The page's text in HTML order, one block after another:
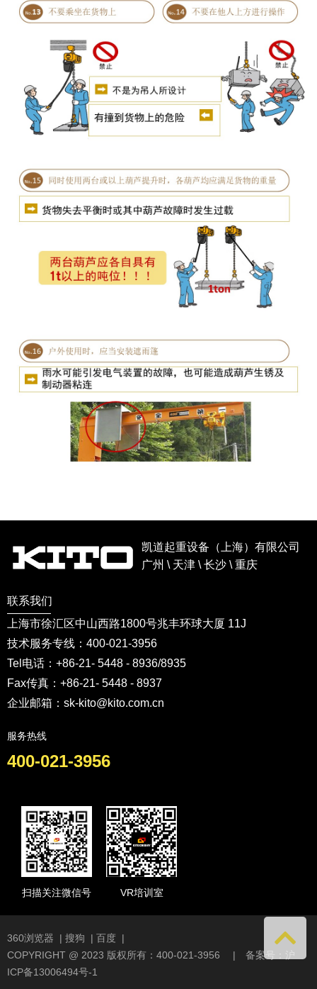
凯道起重设备（上海）有限公司
广州 \ 天津 \ 长沙 \ 重庆
联系我们
上海市徐汇区中山西路1800号兆丰环球大厦 11J
技术服务专线：400-021-3956
Tel电话：+86-21- 5448 - 8936/8935
Fax传真：+86-21- 5448 - 8937
企业邮箱：sk-kito@kito.com.cn
服务热线
400-021-3956
扫描关注微信号 VR培训室
360浏览器 | 搜狗 | 百度
|
COPYRIGHT @ 2023 版权所有：400-021-3956 | 备案号：
沪
ICP备13006494号-1